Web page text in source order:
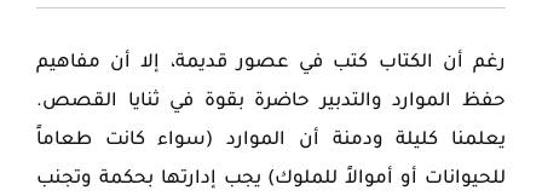
رغم أن الكتاب كتب في عصور قديمة، إلا أن مفاهيم
حفظ الموارد والتدبير حاضرة بقوة في ثنايا القصص.
يعلمنا كليلة ودمنة أن الموارد (سواء كانت طعاماً
للحيوانات أو أموالاً للملوك) يجب إدارتها بحكمة وتجنب